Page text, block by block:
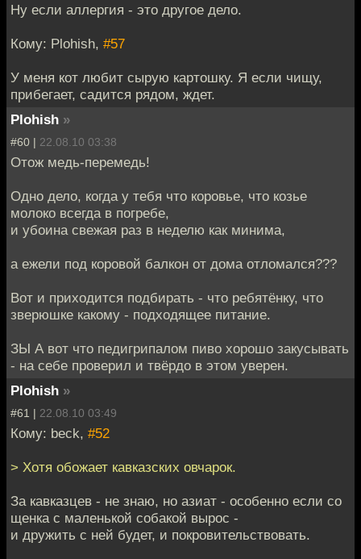
Ну если аллергия - это другое дело.
Кому: Plohish, #57
У меня кот любит сырую картошку. Я если чищу,
прибегает, садится рядом, ждет.
Plohish »
#60 | 22.08.10 03:38
Отож медь-перемедь!
Одно дело, когда у тебя что коровье, что козье
молоко всегда в погребе,
и убоина свежая раз в неделю как минима,
а ежели под коровой балкон от дома отломался???
Вот и приходится подбирать - что ребятёнку, что
зверюшке какому - подходящее питание.
ЗЫ А вот что педигрипалом пиво хорошо закусывать
- на себе проверил и твёрдо в этом уверен.
Plohish »
#61 | 22.08.10 03:49
Кому: beck, #52
> Хотя обожает кавказских овчарок.
За кавказцев - не знаю, но азиат - особенно если со
щенка с маленькой собакой вырос -
и дружить с ней будет, и покровительствовать.